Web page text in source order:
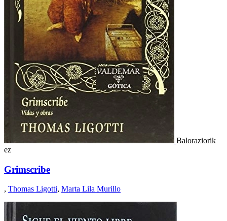
Baloraziorik
ez
Grimscribe
, Thomas Ligotti, Marta Lila Murillo